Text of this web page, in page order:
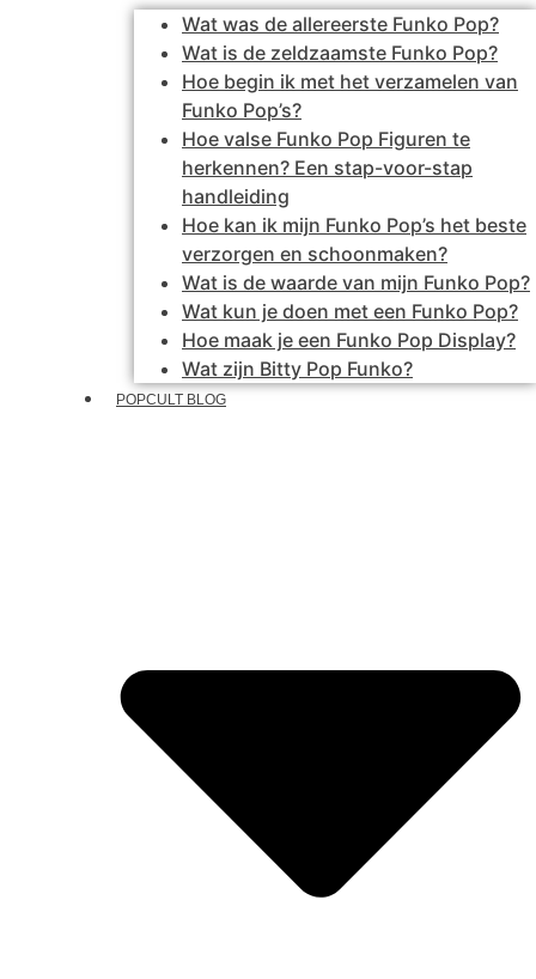
Wat was de allereerste Funko Pop?
Wat is de zeldzaamste Funko Pop?
Hoe begin ik met het verzamelen van
Funko Pop’s?
Hoe valse Funko Pop Figuren te
herkennen? Een stap-voor-stap
handleiding
Hoe kan ik mijn Funko Pop’s het beste
verzorgen en schoonmaken?
Wat is de waarde van mijn Funko Pop?
Wat kun je doen met een Funko Pop?
Hoe maak je een Funko Pop Display?
Wat zijn Bitty Pop Funko?
POPCULT BLOG